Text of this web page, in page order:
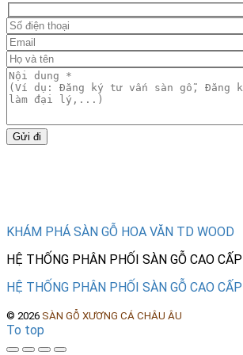
Gửi đi
KHÁM PHÁ SÀN GỖ HOA VĂN TD WOOD
HỆ THỐNG PHÂN PHỐI SÀN GỖ CAO CẤP
HỆ THỐNG PHÂN PHỐI SÀN GỖ CAO CẤP
© 2026 SÀN GỖ XƯƠNG CÁ CHÂU ÂU
To top